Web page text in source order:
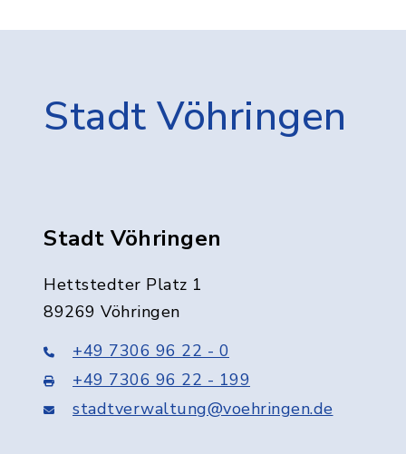
Stadt Vöhringen
Stadt Vöhringen
Hettstedter Platz 1
89269 Vöhringen
+49 7306 96 22 - 0
+49 7306 96 22 - 199
stadtverwaltung@voehringen.de